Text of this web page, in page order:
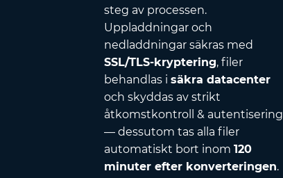
steg av processen.
Uppladdningar och
nedladdningar säkras med
SSL/TLS-kryptering, filer
behandlas i säkra datacenter
och skyddas av strikt
åtkomstkontroll & autentisering
— dessutom tas alla filer
automatiskt bort inom 120
minuter efter konverteringen.